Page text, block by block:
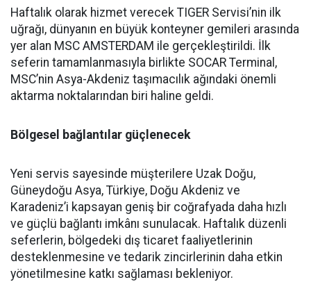
Haftalık olarak hizmet verecek TIGER Servisi’nin ilk
uğrağı, dünyanın en büyük konteyner gemileri arasında
yer alan MSC AMSTERDAM ile gerçekleştirildi. İlk
seferin tamamlanmasıyla birlikte SOCAR Terminal,
MSC’nin Asya-Akdeniz taşımacılık ağındaki önemli
aktarma noktalarından biri haline geldi.
Bölgesel bağlantılar güçlenecek
Yeni servis sayesinde müşterilere Uzak Doğu,
Güneydoğu Asya, Türkiye, Doğu Akdeniz ve
Karadeniz’i kapsayan geniş bir coğrafyada daha hızlı
ve güçlü bağlantı imkânı sunulacak. Haftalık düzenli
seferlerin, bölgedeki dış ticaret faaliyetlerinin
desteklenmesine ve tedarik zincirlerinin daha etkin
yönetilmesine katkı sağlaması bekleniyor.